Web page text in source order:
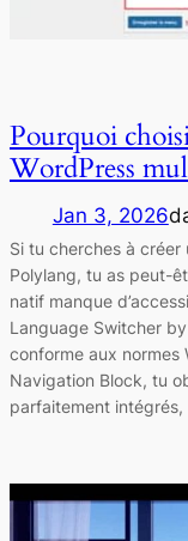
Pourquoi
WordPress
Jan 3, 2026
Si tu cherches à créer
Polylang, tu as peut-
natif manque
Language Switcher
conforme aux normes
Navigation Block, tu
parfaitement